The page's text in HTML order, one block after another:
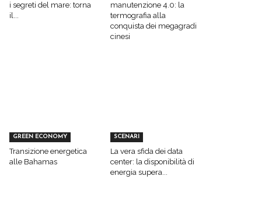
i segreti del mare: torna
il...
manutenzione 4.0: la
termografia alla
conquista dei megagradi
cinesi
GREEN ECONOMY
Transizione energetica
alle Bahamas
SCENARI
La vera sfida dei data
center: la disponibilità di
energia supera...